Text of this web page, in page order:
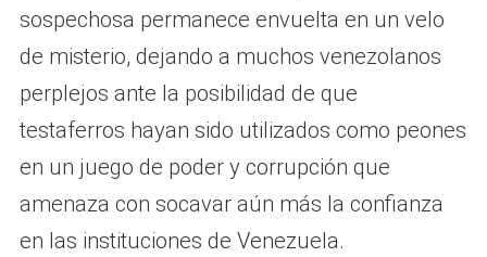
sospechosa permanece envuelta en un velo
de misterio, dejando a muchos venezolanos
perplejos ante la posibilidad de que
testaferros hayan sido utilizados como peones
en un juego de poder y corrupción que
amenaza con socavar aún más la confianza
en las instituciones de Venezuela.